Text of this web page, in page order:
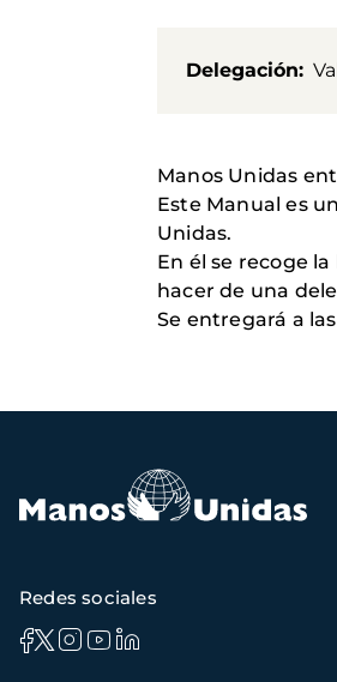
Delegación
Manos Unidas
Este Manual es
Unidas.
En él se recoge
hacer de una
Se entregará a
Redes sociales